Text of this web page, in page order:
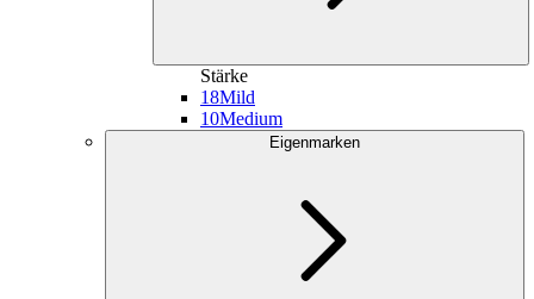
Stärke
18Mild
10Medium
Eigenmarken